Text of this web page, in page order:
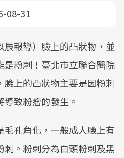
08-31
辰報導）臉上的凸狀物，並
粉刺！臺北市立聯合醫院
上的凸狀物主要是因粉刺
致粉瘤的發生。
孔角化，一般成人臉上有
。粉刺分為白頭粉刺及黑